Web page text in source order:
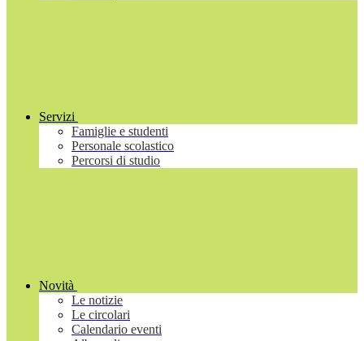
Servizi
Famiglie e studenti
Personale scolastico
Percorsi di studio
Novità
Le notizie
Le circolari
Calendario eventi